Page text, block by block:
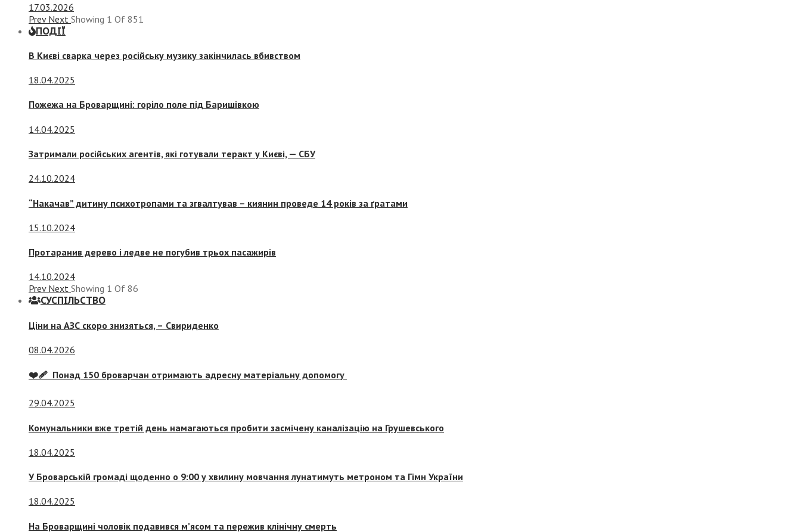
17.03.2026
Prev Next Showing 1 Of 851
ПОДІЇ
В Києві сварка через російську музику закінчилась вбивством
18.04.2025
Пожежа на Броварщині: горіло поле під Баришівкою
14.04.2025
Затримали російських агентів, які готували теракт у Києві, — СБУ
24.10.2024
“Накачав” дитину психотропами та згвалтував – киянин проведе 14 років за ґратами
15.10.2024
Протаранив дерево і ледве не погубив трьох пасажирів
14.10.2024
Prev Next Showing 1 Of 86
СУСПIЛЬСТВО
Ціни на АЗС скоро знизяться, – Свириденко
08.04.2026
❤️‍🩹 Понад 150 броварчан отримають адресну матеріальну допомогу
29.04.2025
Комунальники вже третій день намагаються пробити засмічену каналізацію на Грушевського
18.04.2025
У Броварській громаді щоденно о 9:00 у хвилину мовчання лунатимуть метроном та Гімн України
18.04.2025
На Броварщині чоловік подавився м’ясом та пережив клінічну смерть